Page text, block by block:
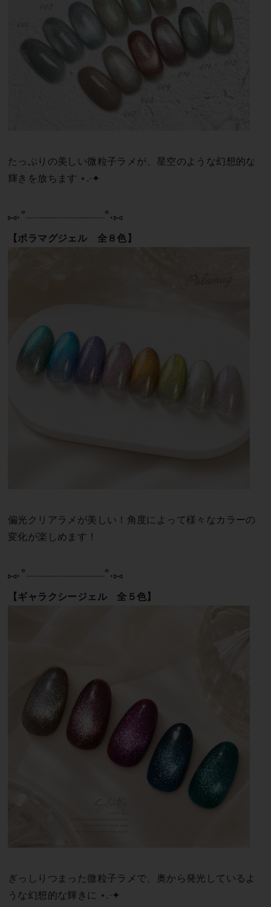
たっぷりの美しい微粒子ラメが、星空のような幻想的な
輝きを放ちます ⋆.·✦
⑅∙˚┈┈┈┈┈┈┈┈┈˚∙⑅
【ポラマグジェル 全８色】
偏光クリアラメが美しい！角度によって様々なカラーの
変化が楽しめます！
⑅∙˚┈┈┈┈┈┈┈┈┈˚∙⑅
【ギャラクシージェル 全５色】
ぎっしりつまった微粒子ラメで、奥から発光しているよ
うな幻想的な輝きに ⋆.·✦